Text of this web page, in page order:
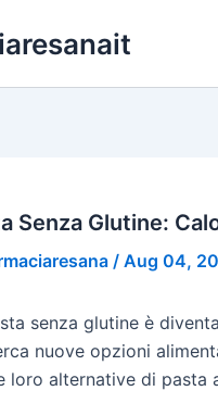
Senza Glutine:
/ Aug 04,
senza glutine è
nuove opzioni
loro alternative di pasta